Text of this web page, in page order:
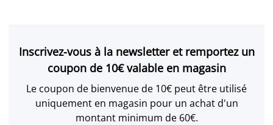
Inscrivez-vous à la newsletter et remportez un
coupon de 10€ valable en magasin
Le coupon de bienvenue de 10€ peut être utilisé
uniquement en magasin pour un achat d'un
montant minimum de 60€.